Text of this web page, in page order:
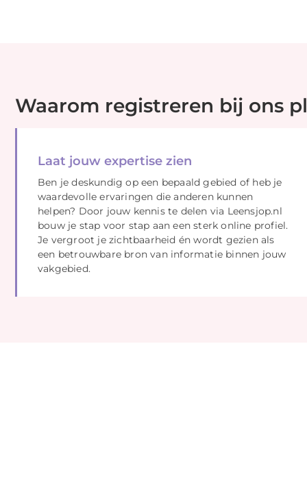
Waarom registreren bij ons
Laat jouw expertise zien
Ben je deskundig op een bepaald gebied of heb je
waardevolle ervaringen die anderen kunnen
helpen? Door jouw kennis te delen via Leensjop.nl
bouw je stap voor stap aan een sterk online profiel.
Je vergroot je zichtbaarheid én wordt gezien als
een betrouwbare bron van informatie binnen jouw
vakgebied.